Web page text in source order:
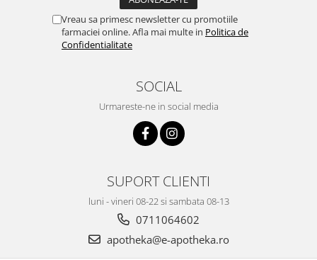
Vreau sa primesc newsletter cu promotiile
farmaciei online. Afla mai multe in Politica de
Confidentialitate
SOCIAL
Urmareste-ne in social media
SUPORT CLIENTI
luni - vineri 08-22 si sambata 08-13
0711064602
apotheka@e-apotheka.ro